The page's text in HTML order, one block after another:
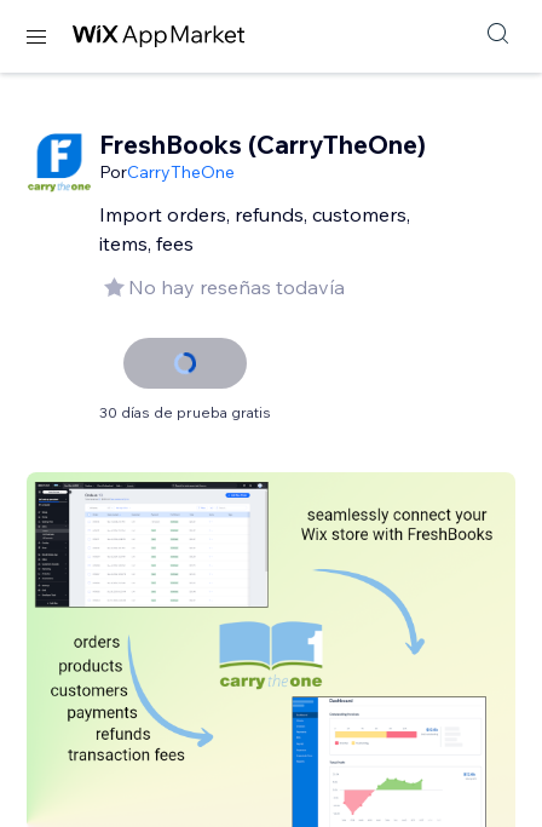
FreshBooks (CarryTheOne)
PorCarryTheOne
Import orders, refunds, customers,
items, fees
No hay reseñas todavía
30 días de prueba gratis